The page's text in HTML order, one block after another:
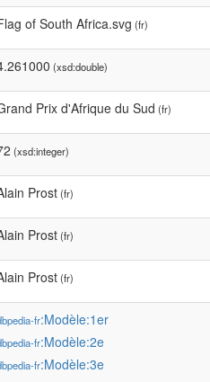
of South Africa.svg (fr)
(xsd:double)
Prix d'Afrique du Sud (fr)
(xsd:integer)
Prost(fr)
Prost(fr)
Prost(fr)
fr:Modèle:1er
fr:Modèle:2e
fr:Modèle:3e